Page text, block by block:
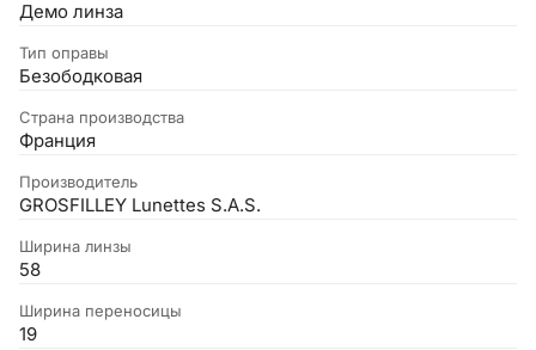
Демо линза
Тип оправы
Безободковая
Страна производства
Франция
Производитель
GROSFILLEY Lunettes S.A.S.
Ширина линзы
58
Ширина переносицы
19